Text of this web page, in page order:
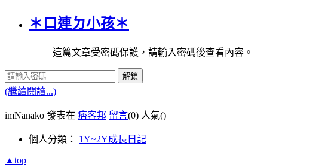
＊口連ㄉ小孩＊
這篇文章受密碼保護，請輸入密碼後查看內容。
解鎖
(繼續閱讀...)
imNanako 發表在 痞客邦 留言(0) 人氣()
個人分類： 1Y~2Y成長日記
▲top